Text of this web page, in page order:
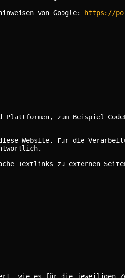
von Google:
https://
zum Beispiel
Website. Für die
Textlinks zu externen
wie es für die